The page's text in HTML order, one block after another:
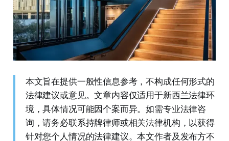
本文旨在提供一般性信息参考，不构成任何形式的
法律建议或意见。文章内容仅适用于新西兰法律环
境，具体情况可能因个案而异。如需专业法律咨
询，请务必联系持牌律师或相关法律机构，以获得
针对您个人情况的法律建议。本文作者及发布方不